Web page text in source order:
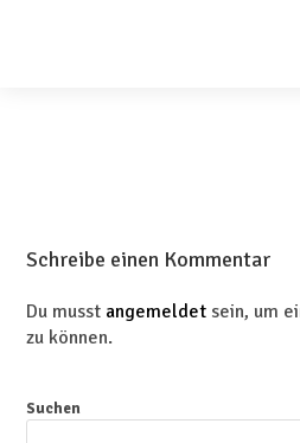
Schreibe einen Kommentar
Du musst angemeldet sein, um
zu können.
Suchen